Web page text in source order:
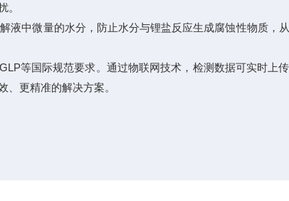
。
中微量的水分，防止水分与锂盐反应生成腐蚀性物质，
等国际规范要求。通过物联网技术，检测数据可实时上
更精准的解决方案。